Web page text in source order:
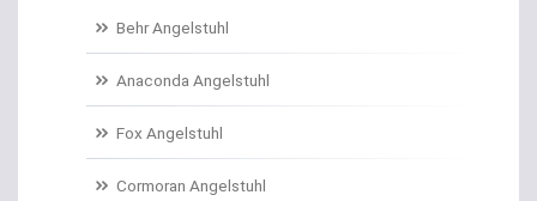
Chatterbaits / Spinnerbaits
Cheburashka Bleie
Combos Rute/Rolle
Behr Angelstuhl
Anaconda Angelstuhl
Fox Angelstuhl
Cormoran Angelstuhl